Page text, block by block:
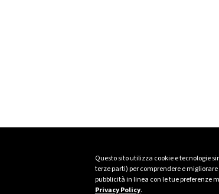
Questo sito utilizza cookie e tecnologie
terze parti) per comprendere e
pubblicità in linea con le tue preferenze
Privacy Policy.